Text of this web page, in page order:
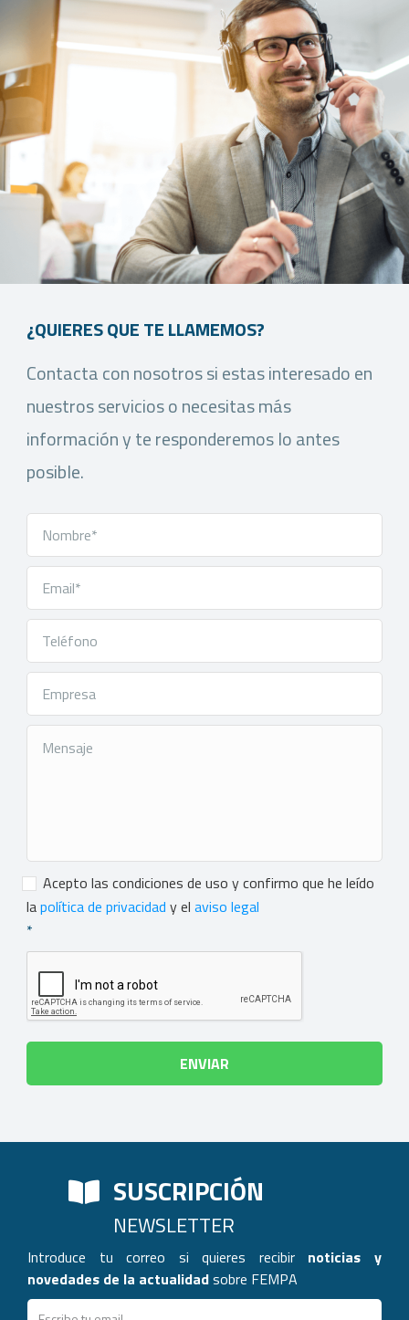
¿QUIERES QUE TE LLAMEMOS?
Contacta con nosotros si estas interesado en
nuestros servicios o necesitas más
información y te responderemos lo antes
posible.
Consentimiento*
Acepto las condiciones de uso y confirmo que he leído
lapolítica de privacidad y el aviso legal
*
SUSCRIPCIÓN
NEWSLETTER
Introduce tu correo si quieres recibir noticias y
novedades de la actualidadsobre FEMPA